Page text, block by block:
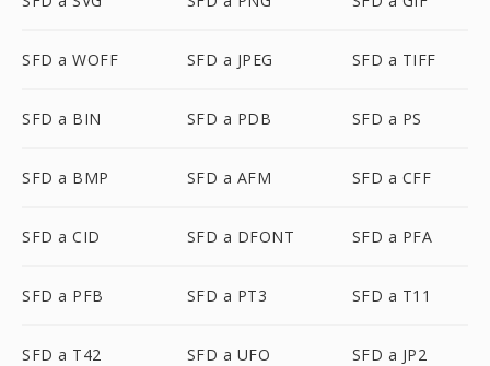
SFD a WOFF SFD a JPEG SFD a TIFF
SFD a BIN SFD a PDB SFD a PS
SFD a BMP SFD a AFM SFD a CFF
SFD a CID SFD a DFONT SFD a PFA
SFD a PFB SFD a PT3 SFD a T11
SFD a T42 SFD a UFO SFD a JP2